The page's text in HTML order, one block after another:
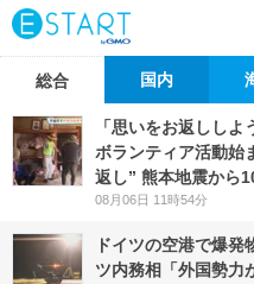
総合 国内
「思いをお返しし
ボランティア活動始
返し” 熊本地震から
08月06日 11時54分
ドイツの空港で爆
ツ内務相「外国勢力